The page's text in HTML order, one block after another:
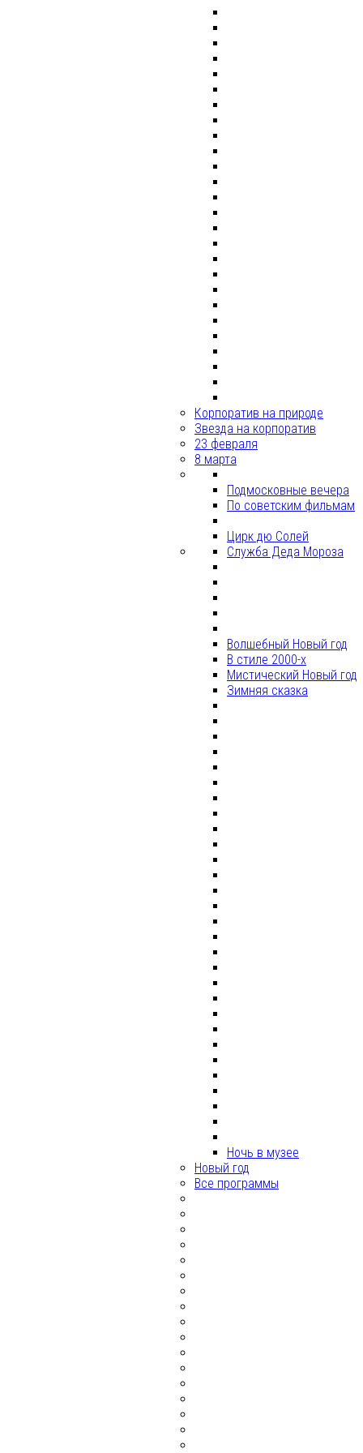
Корпоратив на природе
Звезда на корпоратив
23 февраля
8 марта
Подмосковные вечера
По советским фильмам
Цирк дю Солей
Служба Деда Мороза
Волшебный Новый год
В стиле 2000-х
Мистический Новый год
Зимняя сказка
Ночь в музее
Новый год
Все программы